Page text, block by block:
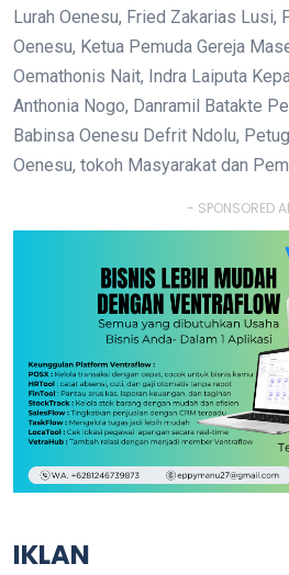
Lurah Oenesu, Fried Zakarias Lusi,
Oenesu, Ketua Pemuda Gereja
Oemathonis Nait, Indra Laiputa
Anthonia Nogo, Danramil Batakte
Babinsa Oenesu Defrit Ndolu,
Oenesu, tokoh Masyarakat dan
- SPONSORED
IKLAN